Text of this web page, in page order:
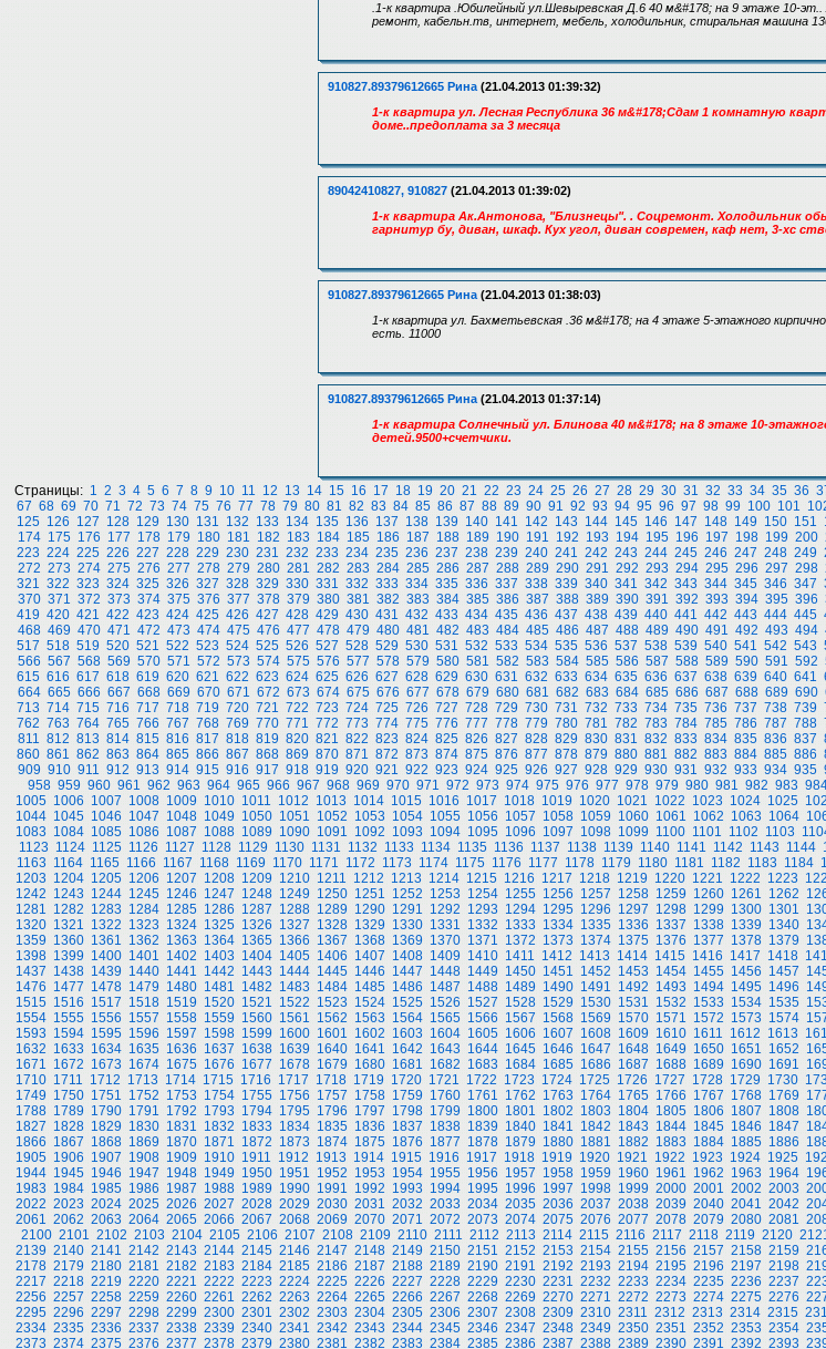
.1-к квартира .Юбилейный ул.Шевыревская Д.6 40 м&#178; на 9 этаже 10-
ремонт, кабельн.тв, интернет, мебель, холодильник, стиральная машина
910827.89379612665 Рина (21.04.2013 01:39:32)
1-к квартира ул. Лесная Республика 36 м&#178;Сдам 1 комнатную
доме..предоплата за 3 месяца
89042410827, 910827 (21.04.2013 01:39:02)
1-к квартира Ак.Антонова, "Близнецы". . Соцремонт. Холодильник
гарнитур бу, диван, шкаф. Кух угол, диван современ, каф нет, 3-хс
910827.89379612665 Рина (21.04.2013 01:38:03)
1-к квартира ул. Бахметьевская .36 м&#178; на 4 этаже 5-этажного
есть. 11000
910827.89379612665 Рина (21.04.2013 01:37:14)
1-к квартира Солнечный ул. Блинова 40 м&#178; на 8 этаже 10-
детей.9500+счетчики.
Страницы: 1 2 3 4 5 6 7 8 9 10 11 12 13 14 15 16 17 18 19 20 21 22 23 24 25 26 27 28 29 30 31 32 33 34 35 36
67 68 69 70 71 72 73 74 75 76 77 78 79 80 81 82 83 84 85 86 87 88 89 90 91 92 93 94 95 96 97 98 99 100 101
125 126 127 128 129 130 131 132 133 134 135 136 137 138 139 140 141 142 143 144 145 146 147 148 149 150 151
174 175 176 177 178 179 180 181 182 183 184 185 186 187 188 189 190 191 192 193 194 195 196 197 198 199 200
223 224 225 226 227 228 229 230 231 232 233 234 235 236 237 238 239 240 241 242 243 244 245 246 247 248 249
272 273 274 275 276 277 278 279 280 281 282 283 284 285 286 287 288 289 290 291 292 293 294 295 296 297 298
321 322 323 324 325 326 327 328 329 330 331 332 333 334 335 336 337 338 339 340 341 342 343 344 345 346 347
370 371 372 373 374 375 376 377 378 379 380 381 382 383 384 385 386 387 388 389 390 391 392 393 394 395 396
419 420 421 422 423 424 425 426 427 428 429 430 431 432 433 434 435 436 437 438 439 440 441 442 443 444 445
468 469 470 471 472 473 474 475 476 477 478 479 480 481 482 483 484 485 486 487 488 489 490 491 492 493 494
517 518 519 520 521 522 523 524 525 526 527 528 529 530 531 532 533 534 535 536 537 538 539 540 541 542 543
566 567 568 569 570 571 572 573 574 575 576 577 578 579 580 581 582 583 584 585 586 587 588 589 590 591 592
615 616 617 618 619 620 621 622 623 624 625 626 627 628 629 630 631 632 633 634 635 636 637 638 639 640 641
664 665 666 667 668 669 670 671 672 673 674 675 676 677 678 679 680 681 682 683 684 685 686 687 688 689 690
713 714 715 716 717 718 719 720 721 722 723 724 725 726 727 728 729 730 731 732 733 734 735 736 737 738 739
762 763 764 765 766 767 768 769 770 771 772 773 774 775 776 777 778 779 780 781 782 783 784 785 786 787 788
811 812 813 814 815 816 817 818 819 820 821 822 823 824 825 826 827 828 829 830 831 832 833 834 835 836 837
860 861 862 863 864 865 866 867 868 869 870 871 872 873 874 875 876 877 878 879 880 881 882 883 884 885 886
909 910 911 912 913 914 915 916 917 918 919 920 921 922 923 924 925 926 927 928 929 930 931 932 933 934 935
958 959 960 961 962 963 964 965 966 967 968 969 970 971 972 973 974 975 976 977 978 979 980 981 982 983
1005 1006 1007 1008 1009 1010 1011 1012 1013 1014 1015 1016 1017 1018 1019 1020 1021 1022 1023 1024 1025
1044 1045 1046 1047 1048 1049 1050 1051 1052 1053 1054 1055 1056 1057 1058 1059 1060 1061 1062 1063 1064
1083 1084 1085 1086 1087 1088 1089 1090 1091 1092 1093 1094 1095 1096 1097 1098 1099 1100 1101 1102 1103
1123 1124 1125 1126 1127 1128 1129 1130 1131 1132 1133 1134 1135 1136 1137 1138 1139 1140 1141 1142 1143 1144
1163 1164 1165 1166 1167 1168 1169 1170 1171 1172 1173 1174 1175 1176 1177 1178 1179 1180 1181 1182 1183 1184
1203 1204 1205 1206 1207 1208 1209 1210 1211 1212 1213 1214 1215 1216 1217 1218 1219 1220 1221 1222 1223
1242 1243 1244 1245 1246 1247 1248 1249 1250 1251 1252 1253 1254 1255 1256 1257 1258 1259 1260 1261 1262
1281 1282 1283 1284 1285 1286 1287 1288 1289 1290 1291 1292 1293 1294 1295 1296 1297 1298 1299 1300 1301
1320 1321 1322 1323 1324 1325 1326 1327 1328 1329 1330 1331 1332 1333 1334 1335 1336 1337 1338 1339 1340
1359 1360 1361 1362 1363 1364 1365 1366 1367 1368 1369 1370 1371 1372 1373 1374 1375 1376 1377 1378 1379
1398 1399 1400 1401 1402 1403 1404 1405 1406 1407 1408 1409 1410 1411 1412 1413 1414 1415 1416 1417 1418
1437 1438 1439 1440 1441 1442 1443 1444 1445 1446 1447 1448 1449 1450 1451 1452 1453 1454 1455 1456 1457
1476 1477 1478 1479 1480 1481 1482 1483 1484 1485 1486 1487 1488 1489 1490 1491 1492 1493 1494 1495 1496
1515 1516 1517 1518 1519 1520 1521 1522 1523 1524 1525 1526 1527 1528 1529 1530 1531 1532 1533 1534 1535
1554 1555 1556 1557 1558 1559 1560 1561 1562 1563 1564 1565 1566 1567 1568 1569 1570 1571 1572 1573 1574
1593 1594 1595 1596 1597 1598 1599 1600 1601 1602 1603 1604 1605 1606 1607 1608 1609 1610 1611 1612 1613
1632 1633 1634 1635 1636 1637 1638 1639 1640 1641 1642 1643 1644 1645 1646 1647 1648 1649 1650 1651 1652
1671 1672 1673 1674 1675 1676 1677 1678 1679 1680 1681 1682 1683 1684 1685 1686 1687 1688 1689 1690 1691
1710 1711 1712 1713 1714 1715 1716 1717 1718 1719 1720 1721 1722 1723 1724 1725 1726 1727 1728 1729 1730
1749 1750 1751 1752 1753 1754 1755 1756 1757 1758 1759 1760 1761 1762 1763 1764 1765 1766 1767 1768 1769
1788 1789 1790 1791 1792 1793 1794 1795 1796 1797 1798 1799 1800 1801 1802 1803 1804 1805 1806 1807 1808
1827 1828 1829 1830 1831 1832 1833 1834 1835 1836 1837 1838 1839 1840 1841 1842 1843 1844 1845 1846 1847
1866 1867 1868 1869 1870 1871 1872 1873 1874 1875 1876 1877 1878 1879 1880 1881 1882 1883 1884 1885 1886
1905 1906 1907 1908 1909 1910 1911 1912 1913 1914 1915 1916 1917 1918 1919 1920 1921 1922 1923 1924 1925
1944 1945 1946 1947 1948 1949 1950 1951 1952 1953 1954 1955 1956 1957 1958 1959 1960 1961 1962 1963 1964
1983 1984 1985 1986 1987 1988 1989 1990 1991 1992 1993 1994 1995 1996 1997 1998 1999 2000 2001 2002 2003
2022 2023 2024 2025 2026 2027 2028 2029 2030 2031 2032 2033 2034 2035 2036 2037 2038 2039 2040 2041 2042
2061 2062 2063 2064 2065 2066 2067 2068 2069 2070 2071 2072 2073 2074 2075 2076 2077 2078 2079 2080 2081
2100 2101 2102 2103 2104 2105 2106 2107 2108 2109 2110 2111 2112 2113 2114 2115 2116 2117 2118 2119 2120
2139 2140 2141 2142 2143 2144 2145 2146 2147 2148 2149 2150 2151 2152 2153 2154 2155 2156 2157 2158 2159
2178 2179 2180 2181 2182 2183 2184 2185 2186 2187 2188 2189 2190 2191 2192 2193 2194 2195 2196 2197 2198
2217 2218 2219 2220 2221 2222 2223 2224 2225 2226 2227 2228 2229 2230 2231 2232 2233 2234 2235 2236 2237
2256 2257 2258 2259 2260 2261 2262 2263 2264 2265 2266 2267 2268 2269 2270 2271 2272 2273 2274 2275 2276
2295 2296 2297 2298 2299 2300 2301 2302 2303 2304 2305 2306 2307 2308 2309 2310 2311 2312 2313 2314 2315
2334 2335 2336 2337 2338 2339 2340 2341 2342 2343 2344 2345 2346 2347 2348 2349 2350 2351 2352 2353 2354
2373 2374 2375 2376 2377 2378 2379 2380 2381 2382 2383 2384 2385 2386 2387 2388 2389 2390 2391 2392 2393